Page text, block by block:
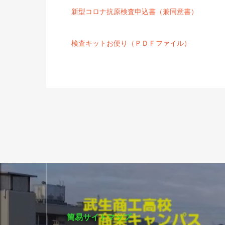
新型コロナ抗原検査申込書（兼同意書）
検査キットお便り（ＰＤＦファイル）
簡易サイトマップ